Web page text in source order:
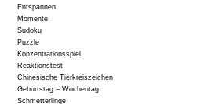
Entspannen
Momente
Sudoku
Puzzle
Konzentrationsspiel
Reaktionstest
Chinesische Tierkreiszeichen
Geburtstag = Wochentag
Schmetterlinge